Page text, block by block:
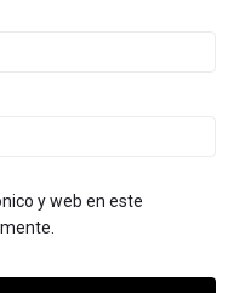
y web en este